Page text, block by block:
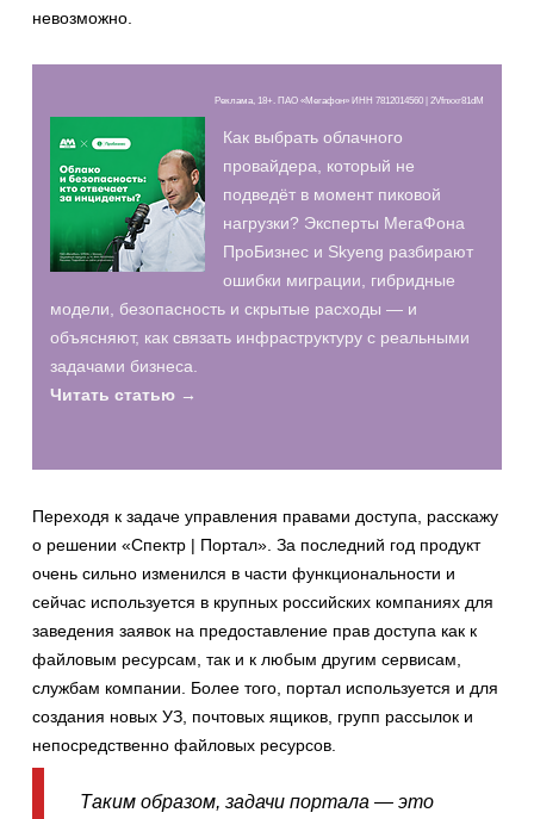
невозможно.
Реклама, 18+. ПАО «Мегафон» ИНН 7812014560 | 2Vfnxxr81dM
Как выбрать облачного
провайдера, который не
подведёт в момент пиковой
нагрузки? Эксперты МегаФона
ПроБизнес и Skyeng разбирают
ошибки миграции, гибридные
модели, безопасность и скрытые расходы — и
объясняют, как связать инфраструктуру с реальными
задачами бизнеса.
Читать статью →
Переходя к задаче управления правами доступа, расскажу
о решении «Спектр | Портал». За последний год продукт
очень сильно изменился в части функциональности и
сейчас используется в крупных российских компаниях для
заведения заявок на предоставление прав доступа как к
файловым ресурсам, так и к любым другим сервисам,
службам компании. Более того, портал используется и для
создания новых УЗ, почтовых ящиков, групп рассылок и
непосредственно файловых ресурсов.
Таким образом, задачи портала — это